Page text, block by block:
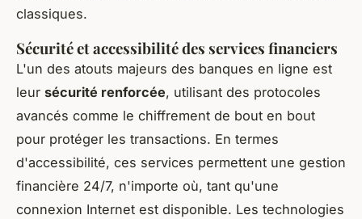
classiques.
Sécurité et accessibilité des services financiers
L'un des atouts majeurs des banques en ligne est
leur sécurité renforcée, utilisant des protocoles
avancés comme le chiffrement de bout en bout
pour protéger les transactions. En termes
d'accessibilité, ces services permettent une gestion
financière 24/7, n'importe où, tant qu'une
connexion Internet est disponible. Les technologies